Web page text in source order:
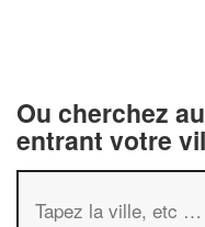
Ou cherchez
entrant votre